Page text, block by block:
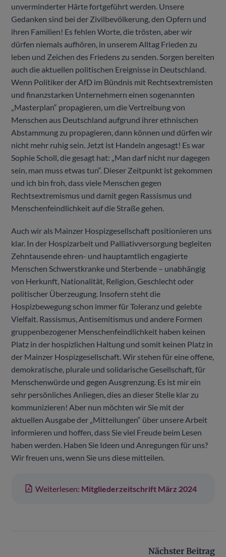
unverminderter Härte fortgeführt werden. Unsere
Gedanken sind bei der Zivilbevölkerung, den Opfern und
ihren Familien! Es fehlen Worte, die trösten, aber wir
dürfen niemals aufhören, in unserem Alltag Frieden zu
leben und Zeichen des Friedens zu senden. Sorgen bereiten
auch die aktuellen politischen Ereignisse in Deutschland.
Wenn Politiker der AfD im Bündnis mit Rechtsextremisten
und finanzstarken Unternehmern einen sogenannten
„Masterplan“ propagieren, um die Vertreibung von
Menschen aus Deutschland aufgrund ihrer ethnischen
Abstammung zu propagieren, dann können und dürfen wir
nicht mehr ruhig sein. Jetzt ist Handeln angesagt! Es war
Sophie Scholl, die gesagt hat: „Man darf nicht nur dagegen
sein, man muss etwas tun“. Dieser Zeitpunkt ist gekommen
und ich bin froh, dass viele Menschen gegen
Rechtsextremismus und damit gegen Rassismus und
Menschenfeindlichkeit auf die Straße gehen.
Auch wir als Mainzer Hospizgesellschaft positionieren uns
klar. In der Hospizarbeit und Palliativversorgung begleiten
Zehntausende ehren- und hauptamtlich engagierte
Menschen Schwerstkranke und Sterbende – unabhängig
von Herkunft, Nationalität, Religion, Geschlecht oder
politischer Überzeugung. Insofern steht die
Hospizbewegung schon immer für Toleranz und gelebte
Vielfalt. Rassismus, Antisemitismus und andere Formen
gruppenbezogener Menschenfeindlichkeit haben keinen
Platz in der hospizlichen Haltung und somit keinen Platz in
der Mainzer Hospizgesellschaft. Wir stehen für eine offene,
demokratische, plurale und solidarische Gesellschaft, für
Menschenwürde und gegen Ausgrenzung. Es ist mir ein
sehr persönliches Anliegen, dies an dieser Stelle klar zu
kommunizieren! Aber nun möchten wir Sie mit der
aktuellen Ausgabe der „Mitteilungen“ über unsere Arbeit
informieren und hoffen, dass Sie viel Freude beim Lesen
haben werden. Haben Sie Ideen und Anregungen für uns?
Wir freuen uns, wenn Sie uns diese mitteilen.
Weiterlesen: Mitgliederzeitschrift März 2024
Nächster Beitrag